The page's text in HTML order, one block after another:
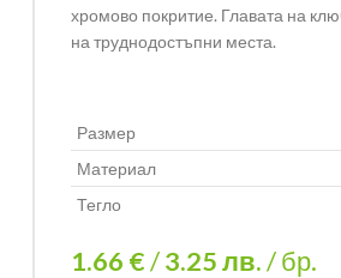
хромово покритие. Главата на
на труднодостъпни места.
Размер
Материал
Тегло
1.66 €/3.25лв./ бр.